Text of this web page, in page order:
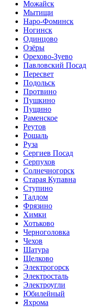
Можайск
Мытищи
Наро-Фоминск
Ногинск
Одинцово
Озёры
Орехово-Зуево
Павловский Посад
Пересвет
Подольск
Протвино
Пушкино
Пущино
Раменское
Реутов
Рошаль
Руза
Сергиев Посад
Серпухов
Солнечногорск
Старая Купавна
Ступино
Талдом
Фрязино
Химки
Хотьково
Черноголовка
Чехов
Шатура
Щелково
Электрогорск
Электросталь
Электроугли
Юбилейный
Яхрома